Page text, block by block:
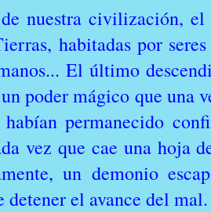
nuestra civilización,
habitadas por
El último
poder mágico que una
habían permanecido
vez que cae una hoja
un demonio
detener el avance del